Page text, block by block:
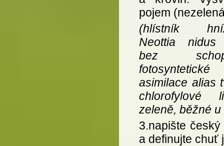
pojem
(hlístník
Neottia nidus
bez
fotosyntetické
asimilace alias
chlorofylové
zeleně, běžné
3.napište
a definujte chuť